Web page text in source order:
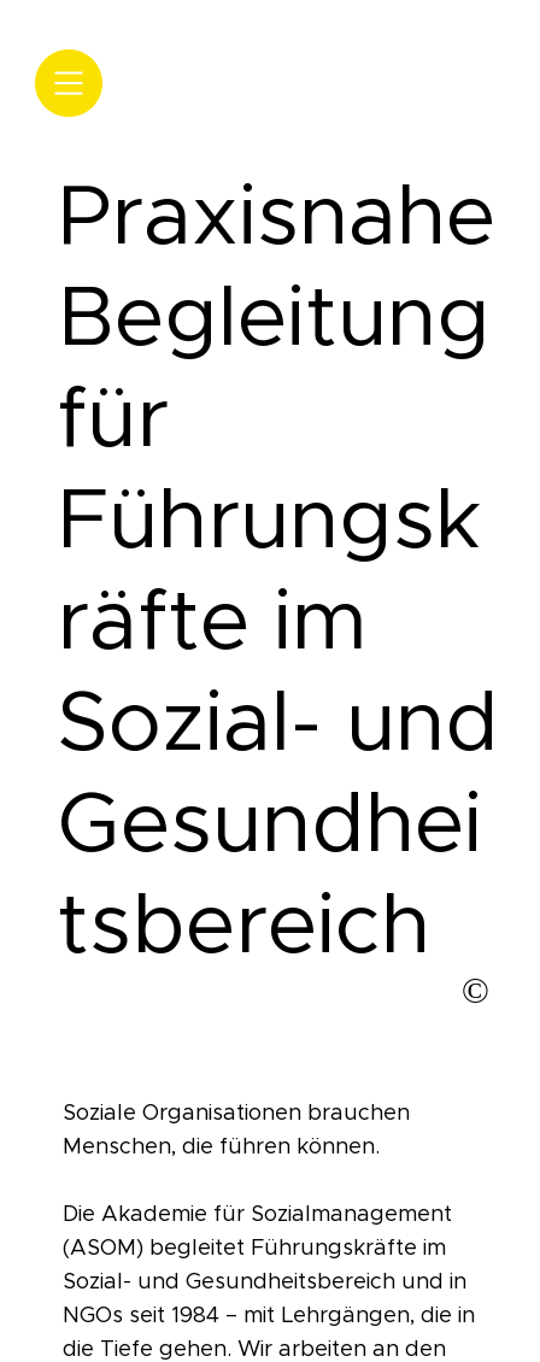
Praxisnahe
Begleitung
für
Führungsk
räfte im
Sozial- und
Gesundhei
tsbereich
©
Soziale Organisationen brauchen
Menschen, die führen können.
Die Akademie für Sozialmanagement
(ASOM) begleitet Führungskräfte im
Sozial- und Gesundheitsbereich und in
NGOs seit 1984 – mit Lehrgängen, die in
die Tiefe gehen. Wir arbeiten an den